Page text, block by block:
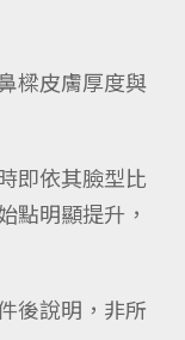
樑皮膚厚度與
即依其臉型比
點明顯提升，
後說明，非所